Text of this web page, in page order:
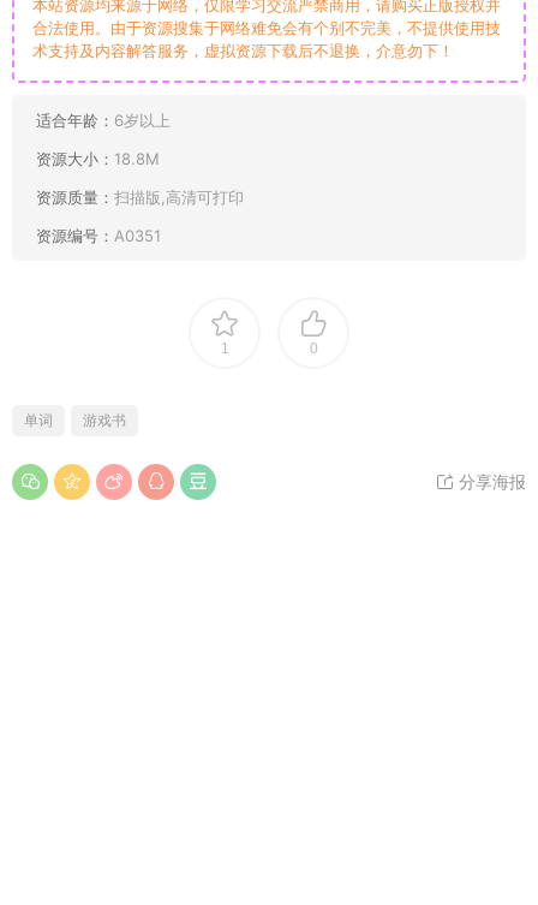
本站资源均来源于网络，仅限学习交流严禁商用，请购买正版授权并
合法使用。由于资源搜集于网络难免会有个别不完美，不提供使用技
术支持及内容解答服务，虚拟资源下载后不退换，介意勿下！
适合年龄： 6岁以上
资源大小： 18.8M
资源质量： 扫描版,高清可打印
资源编号： A0351
1 0
单词 游戏书
分享海报